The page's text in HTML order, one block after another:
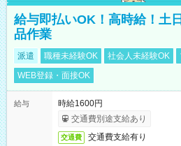
給与即払いOK！高時給！土
品作業
派遣 職種未経験OK 社会人未経験OK
WEB登録・面接OK
給与
時給1600円
交通費別途支給あり
交通費 交通費支給有り